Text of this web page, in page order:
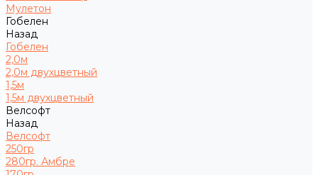
Мулетон
Гобелен
Назад
Гобелен
2,0м
2,0м двухцветный
1,5м
1,5м двухцветный
Велсофт
Назад
Велсофт
250гр
280гр. Амбре